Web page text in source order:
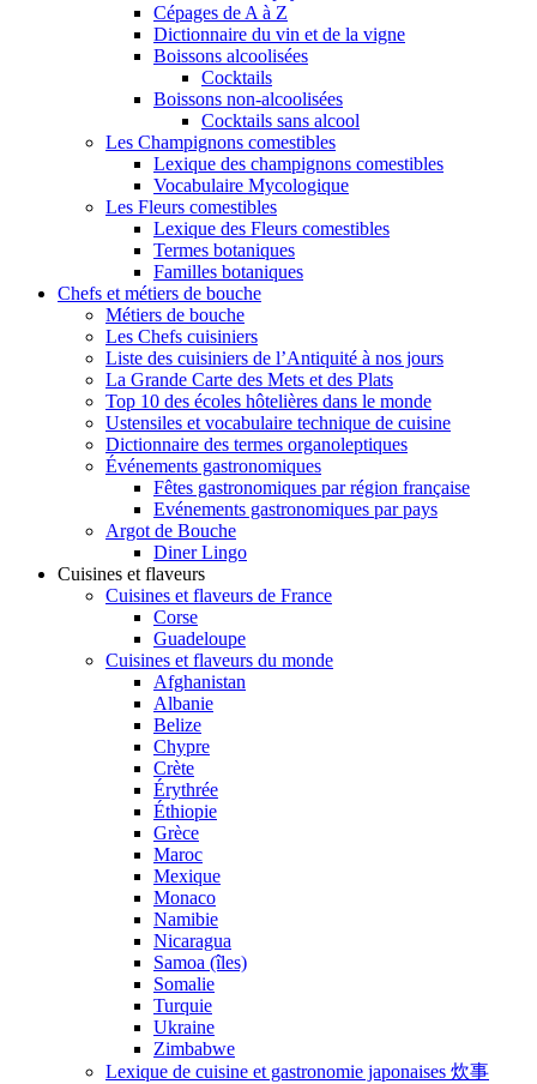
Cépages de A à Z
Dictionnaire du vin et de la vigne
Boissons alcoolisées
Cocktails
Boissons non-alcoolisées
Cocktails sans alcool
Les Champignons comestibles
Lexique des champignons comestibles
Vocabulaire Mycologique
Les Fleurs comestibles
Lexique des Fleurs comestibles
Termes botaniques
Familles botaniques
Chefs et métiers de bouche
Métiers de bouche
Les Chefs cuisiniers
Liste des cuisiniers de l’Antiquité à nos jours
La Grande Carte des Mets et des Plats
Top 10 des écoles hôtelières dans le monde
Ustensiles et vocabulaire technique de cuisine
Dictionnaire des termes organoleptiques
Événements gastronomiques
Fêtes gastronomiques par région française
Evénements gastronomiques par pays
Argot de Bouche
Diner Lingo
Cuisines et flaveurs
Cuisines et flaveurs de France
Corse
Guadeloupe
Cuisines et flaveurs du monde
Afghanistan
Albanie
Belize
Chypre
Crète
Érythrée
Éthiopie
Grèce
Maroc
Mexique
Monaco
Namibie
Nicaragua
Samoa (îles)
Somalie
Turquie
Ukraine
Zimbabwe
Lexique de cuisine et gastronomie japonaises 炊事